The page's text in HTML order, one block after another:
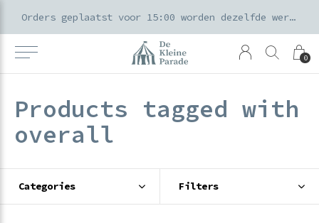
0
Orders geplaatst voor 15:00 worden dezelfde werkdag verzonden
Products tagged with
overall
Categories Filters